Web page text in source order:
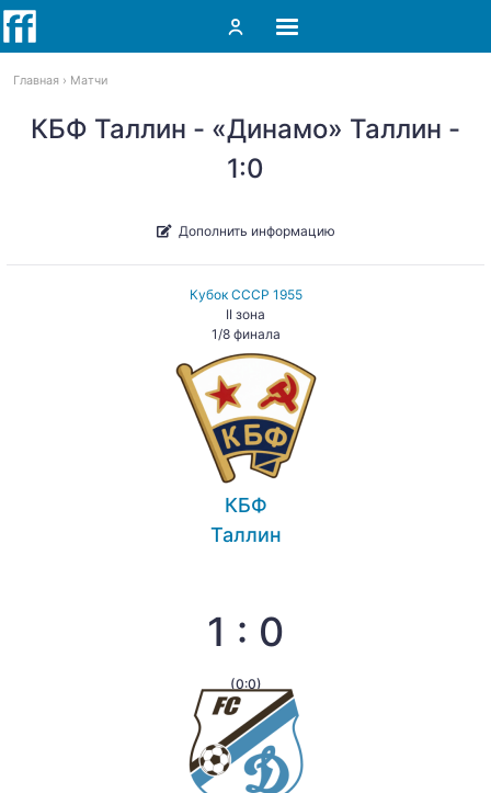
Главная Матчи
КБФ Таллин - «Динамо» Таллин -
1:0
Дополнить информацию
Кубок СССР 1955
II зона
1/8 финала
КБФ
Таллин
1 : 0
(0:0)